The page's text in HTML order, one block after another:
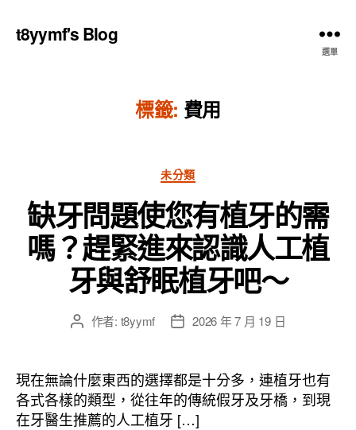
t8yymf's Blog
選單
標籤: 費用
分
類
未分類
缺牙問題使您有植牙的需
嗎？趕緊進來認識人工植
牙與舒眠植牙吧～
文
者
作者: t8yymf
文
佈
日
期
2026 年 7 月 19 日
現在無論什麼東西的選擇都是十分多，連植牙也有
各式各樣的類型，從往年的傳統假牙及牙橋，到現
在牙醫生推薦的人工植牙 […]